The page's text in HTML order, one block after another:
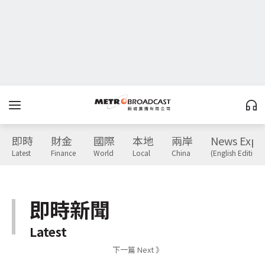
即時
Latest
財金
Finance
國際
World
本地
Local
兩岸
China
News
(English Edition)
即時新聞
Latest
下一篇 Next 》